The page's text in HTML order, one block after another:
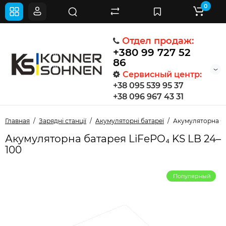
Отдел продаж:
+380 99 727 52
86
Сервисный центр:
+38 095 539 95 37
+38 096 967 43 31
0
Главная Зарядні станції Aкумуляторні батареї Акумуляторна
Акумуляторна батарея LiFePO₄ KS LB 24–
100
Популярный